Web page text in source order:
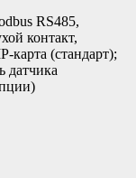
RS485,
контакт,
карта (стандарт);
датчика